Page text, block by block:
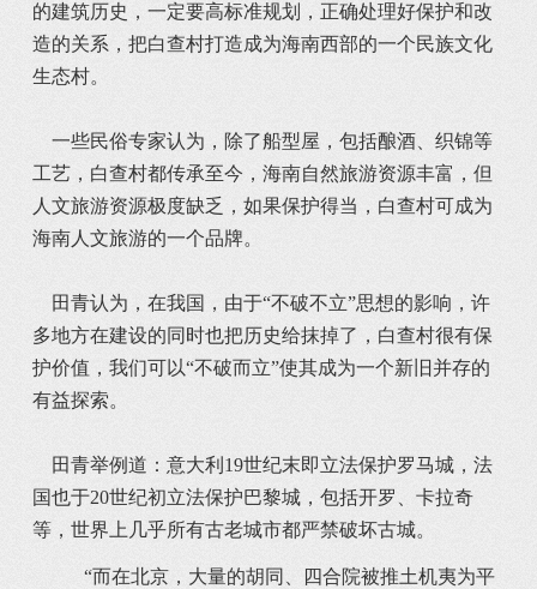
的建筑历史，一定要高标准规划，正确处理好保护和改
造的关系，把白查村打造成为海南西部的一个民族文化
生态村。
一些民俗专家认为，除了船型屋，包括酿酒、织锦等
工艺，白查村都传承至今，海南自然旅游资源丰富，但
人文旅游资源极度缺乏，如果保护得当，白查村可成为
海南人文旅游的一个品牌。
田青认为，在我国，由于“不破不立”思想的影响，许
多地方在建设的同时也把历史给抹掉了，白查村很有保
护价值，我们可以“不破而立”使其成为一个新旧并存的
有益探索。
田青举例道：意大利19世纪末即立法保护罗马城，法
国也于20世纪初立法保护巴黎城，包括开罗、卡拉奇
等，世界上几乎所有古老城市都严禁破坏古城。
“而在北京，大量的胡同、四合院被推土机夷为平